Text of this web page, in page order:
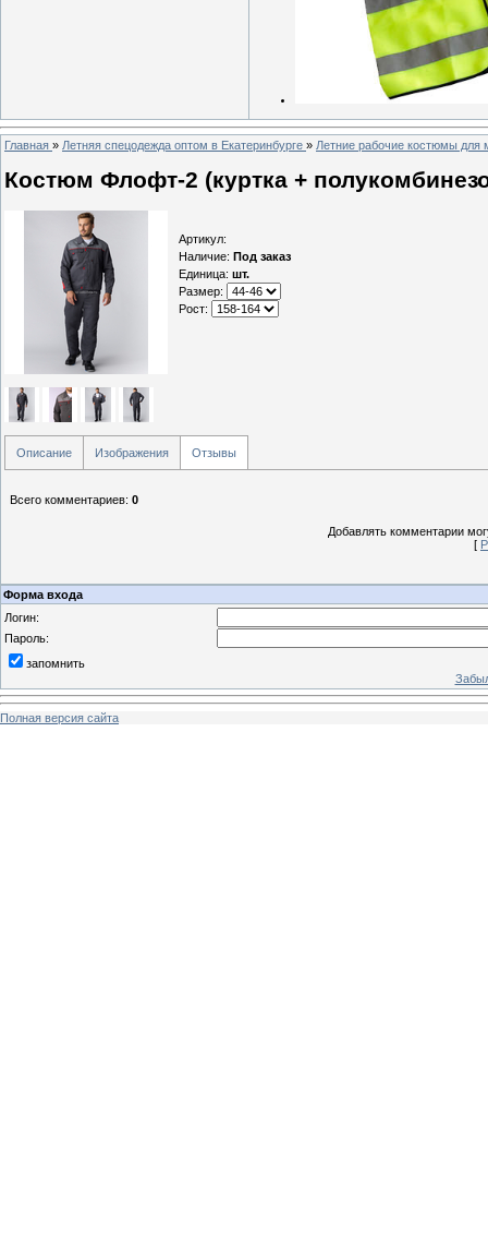
Главная » Летняя спецодежда оптом в Екатеринбурге » Летние рабочие костюмы для
Костюм Флофт-2 (куртка +
Артикул:
Наличие: Под заказ
Единица: шт.
Размер:
Рост:
Описание Изображения Отзывы
Всего комментариев: 0
Добавлять комментарии
[
Форма входа
Логин:
Пароль:
запомнить
Полная версия сайта